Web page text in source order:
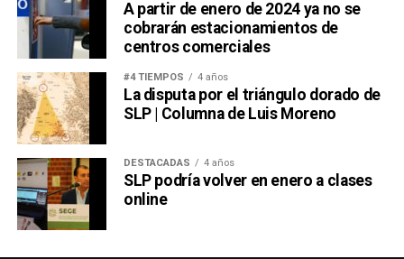
A partir de enero de 2024 ya no se
cobrarán estacionamientos de
centros comerciales
#4 TIEMPOS 4 años
La disputa por el triángulo dorado de
SLP | Columna de Luis Moreno
DESTACADAS 4 años
SLP podría volver en enero a clases
online